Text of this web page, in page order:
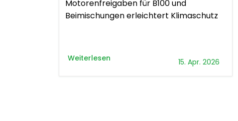
Motorenfreigaben für B100 und
Beimischungen erleichtert Klimaschutz
Weiterlesen 15. Apr. 2026